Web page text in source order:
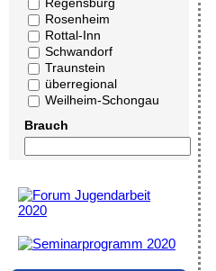
Rosenheim
Rottal-Inn
Schwandorf
Traunstein
überregional
Weilheim-Schongau
Brauch